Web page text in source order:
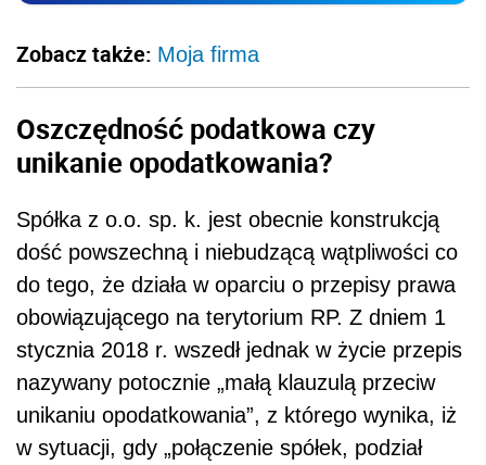
Zobacz także: Moja firma
Oszczędność podatkowa czy
unikanie opodatkowania?
Spółka z o.o. sp. k. jest obecnie konstrukcją
dość powszechną i niebudzącą wątpliwości co
do tego, że działa w oparciu o przepisy prawa
obowiązującego na terytorium RP. Z dniem 1
stycznia 2018 r. wszedł jednak w życie przepis
nazywany potocznie „małą klauzulą przeciw
unikaniu opodatkowania”, z którego wynika, iż
w sytuacji, gdy „połączenie spółek, podział